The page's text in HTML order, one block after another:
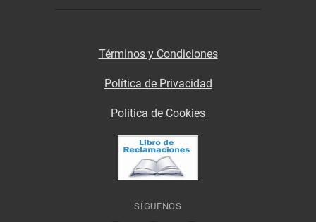
Términos y Condiciones
Política de Privacidad
Politica de Cookies
SÍGUENOS